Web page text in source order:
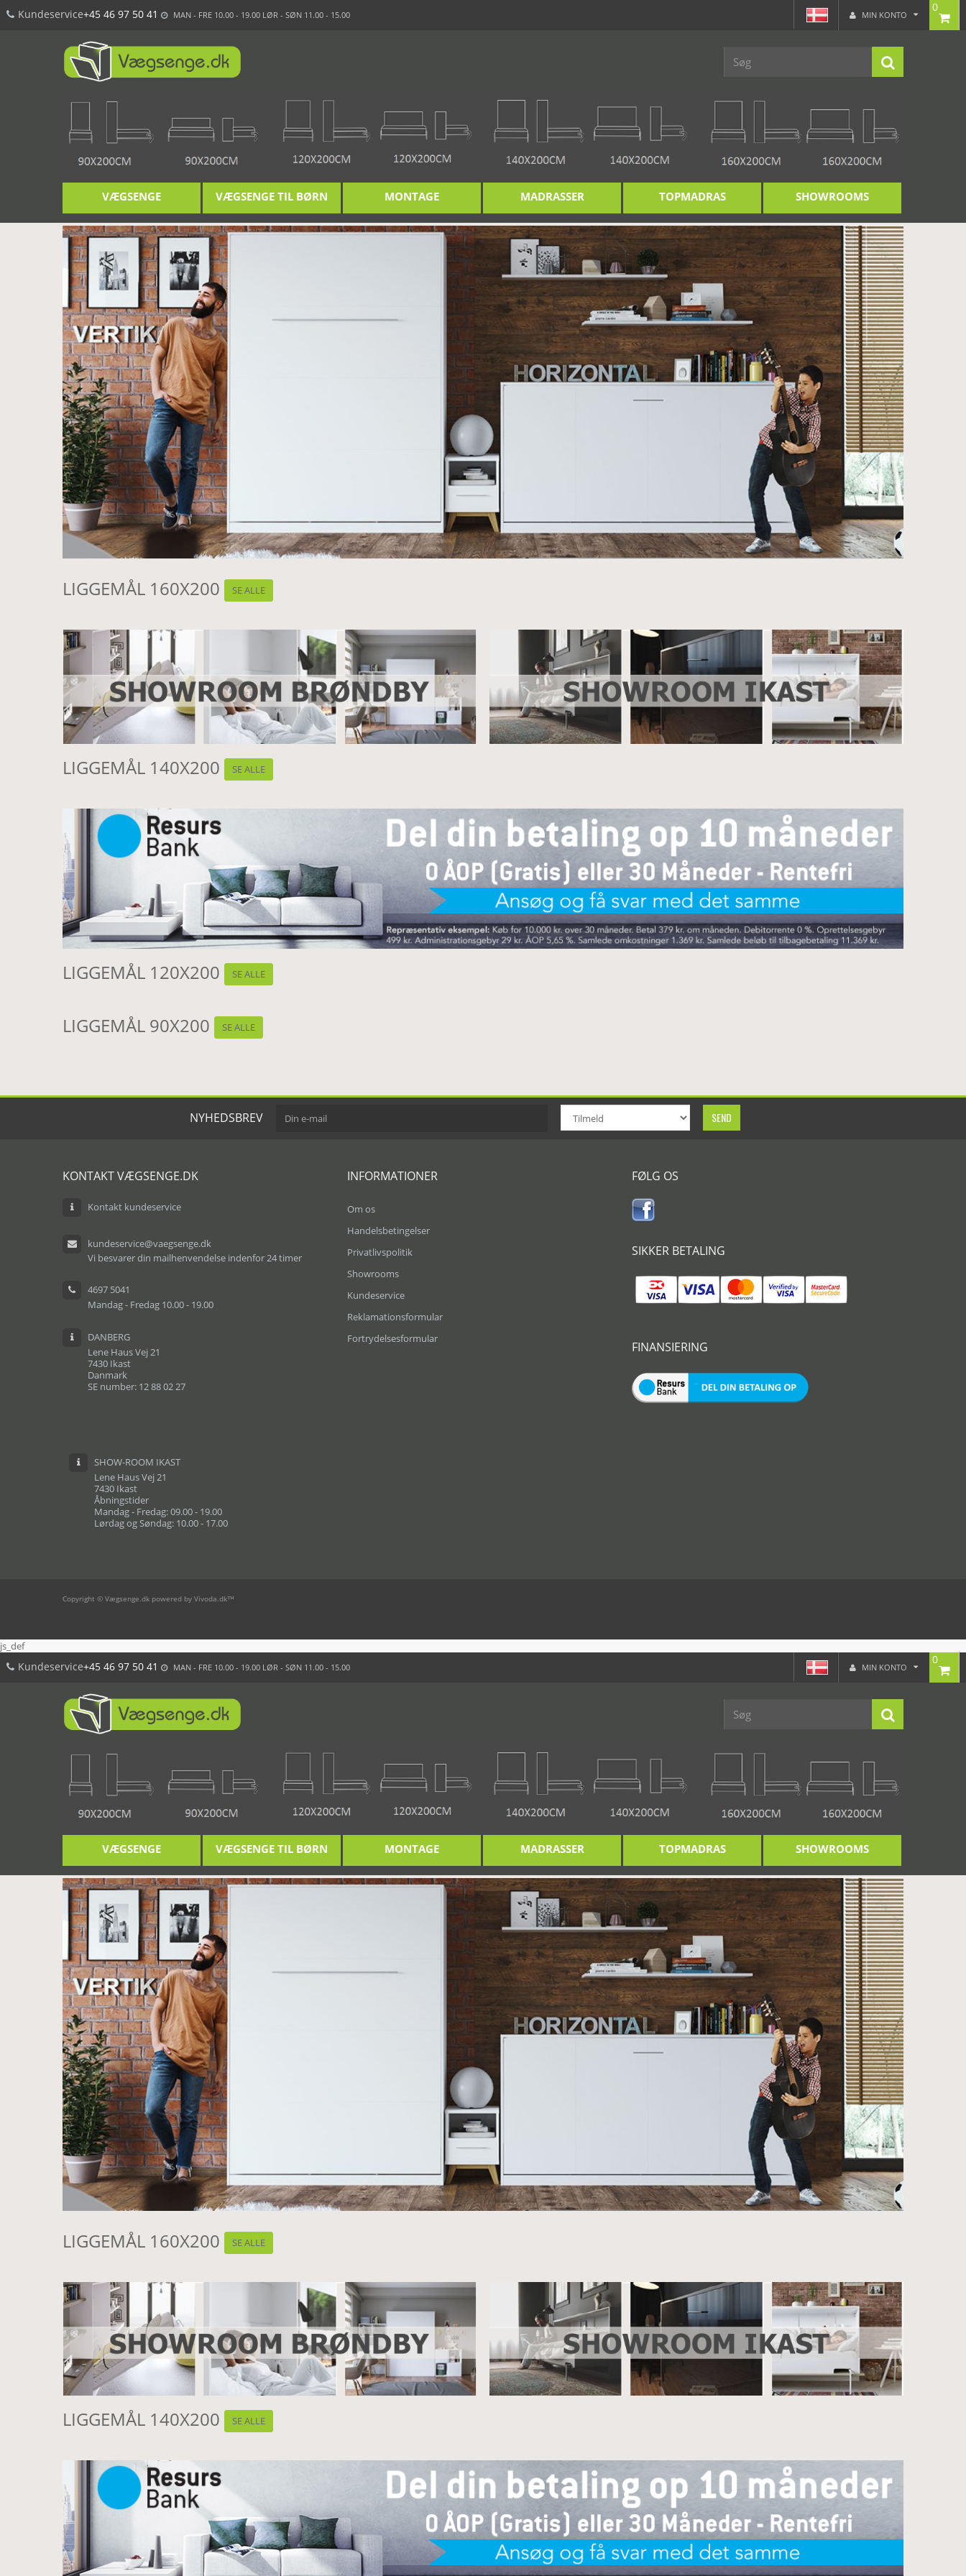
0
MIN KONTO
Kundeservice+45 46 97 50 41 MAN - FRE 10.00 - 19.00 LØR - SØN 11.00 - 15.00
VÆGSENGE VÆGSENGE TIL BØRN MONTAGE MADRASSER TOPMADRAS SHOWROOMS
LIGGEMÅL 160X200 SE ALLE
LIGGEMÅL 140X200 SE ALLE
LIGGEMÅL 120X200 SE ALLE
LIGGEMÅL 90X200 SE ALLE
NYHEDSBREV
KONTAKT VÆGSENGE.DK
Kontakt kundeservice
kundeservice@vaegsenge.dk
Vi besvarer din mailhenvendelse indenfor 24 timer
4697 5041
Mandag - Fredag 10.00 - 19.00
DANBERG
Lene Haus Vej 21
7430 Ikast
Danmark
SE number: 12 88 02 27
INFORMATIONER
Om os
Handelsbetingelser
Privatlivspolitik
Showrooms
Kundeservice
Reklamationsformular
Fortrydelsesformular
FØLG OS
SIKKER BETALING
FINANSIERING
SHOW-ROOM IKAST
Lene Haus Vej 21
7430 Ikast
Åbningstider
Mandag - Fredag: 09.00 - 19.00
Lørdag og Søndag: 10.00 - 17.00
Copyright © Vægsenge.dk powered by Vivoda.dk™
js_def
0
MIN KONTO
Kundeservice+45 46 97 50 41 MAN - FRE 10.00 - 19.00 LØR - SØN 11.00 - 15.00
VÆGSENGE VÆGSENGE TIL BØRN MONTAGE MADRASSER TOPMADRAS SHOWROOMS
LIGGEMÅL 160X200 SE ALLE
LIGGEMÅL 140X200 SE ALLE